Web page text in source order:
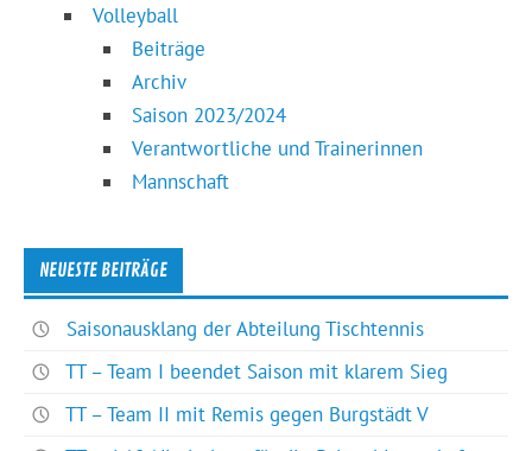
Volleyball
Beiträge
Archiv
Saison 2023/2024
Verantwortliche und Trainerinnen
Mannschaft
NEUESTE BEITRÄGE
Saisonausklang der Abteilung Tischtennis
TT – Team I beendet Saison mit klarem Sieg
TT – Team II mit Remis gegen Burgstädt V